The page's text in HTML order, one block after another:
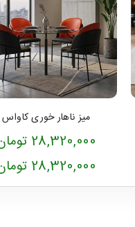
میز ناهار خوری کاواس
28,320,000 تومان
28,320,000 تومان